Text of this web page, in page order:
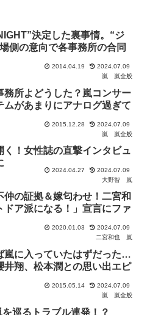
決定した裏事情。“ジ
側の意向で各事務所の合同
2014.04.19
2024.07.09
嵐
嵐全般
務所よどうした？嵐コンサー
ムがあまりにアナログ過ぎて
2015.12.28
2024.07.09
嵐
嵐全般
！女性誌の直撃インタビュ
2024.04.27
2024.07.09
大野智
嵐
の証拠＆嫁匂わせ！二宮和
ア派になる！」宣言にファ
2020.01.03
2024.07.09
二宮和也
嵐
嵐に入っていたはずだった…
井翔、松本潤との思い出エピ
2015.05.14
2024.07.09
嵐
嵐全般
巡るトラブル連発！？